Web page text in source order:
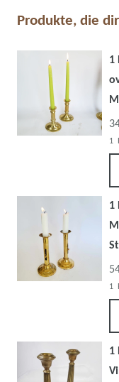
Produkte, die
1
1
1
1
1